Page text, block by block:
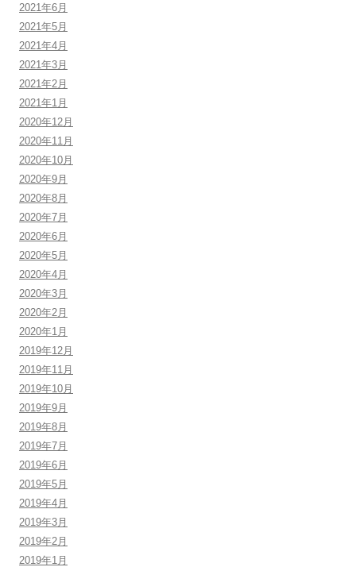
2021年6月
2021年5月
2021年4月
2021年3月
2021年2月
2021年1月
2020年12月
2020年11月
2020年10月
2020年9月
2020年8月
2020年7月
2020年6月
2020年5月
2020年4月
2020年3月
2020年2月
2020年1月
2019年12月
2019年11月
2019年10月
2019年9月
2019年8月
2019年7月
2019年6月
2019年5月
2019年4月
2019年3月
2019年2月
2019年1月